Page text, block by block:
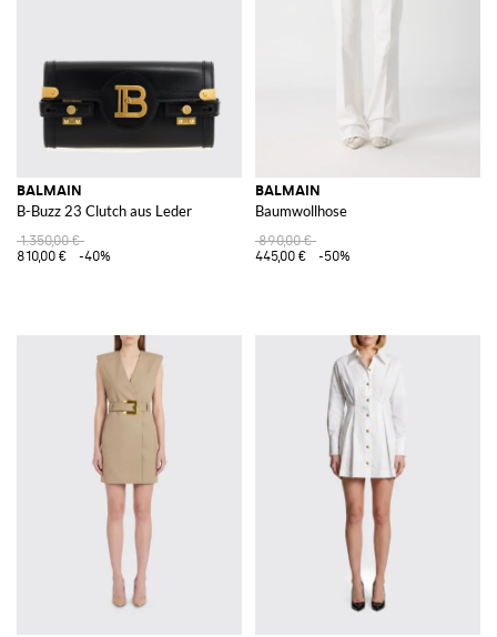
BALMAIN
B-Buzz 23 Clutch aus Leder
1.350,00 €
810,00 €
-40%
BALMAIN
Baumwollhose
890,00 €
445,00 €
-50%